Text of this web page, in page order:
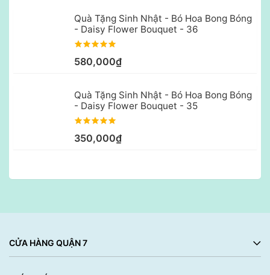
Quà Tặng Sinh Nhật - Bó Hoa Bong Bóng
- Daisy Flower Bouquet - 36
580,000₫
Quà Tặng Sinh Nhật - Bó Hoa Bong Bóng
- Daisy Flower Bouquet - 35
350,000₫
CỬA HÀNG QUẬN 7